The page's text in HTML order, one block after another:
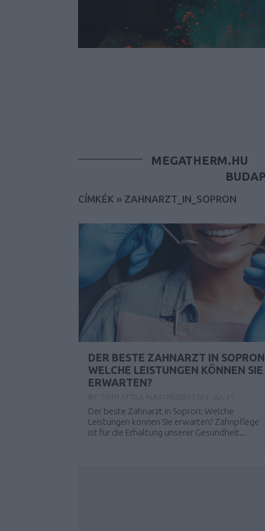
MEGATHERM.HU
CÍMKÉK » ZAHNARZT_IN_SOPRON
DER BESTE ZAHNARZT IN
WELCHE LEISTUNGEN KÖNNEN SIE
ERWARTEN?
Der beste Zahnarzt in Sopron: Welche
Leistungen können Sie erwarten? Zahnpflege
ist für die Erhaltung unserer Gesundheit...